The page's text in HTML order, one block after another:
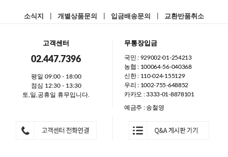
소식지 개별상품문의 입금배송문의 교환반품취소
고객센터
02.447.7396
평일 09:00 - 18:00
점심 12:30 - 13:30
토,일,공휴일 휴무입니다.
무통장입금
국민 : 929002-01-254213
농협 : 100064-56-040368
신한 : 110-024-155129
우리 : 1002-755-648852
카카오 : 3333-01-8878101
예금주 : 송철영